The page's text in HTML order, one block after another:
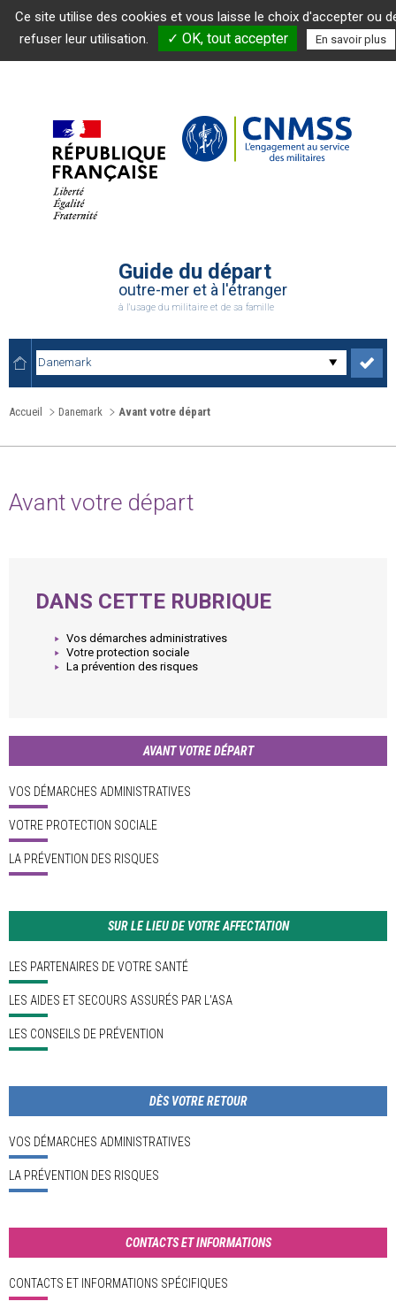
Guide du départ
outre-mer et à l'étranger
à l'usage du militaire et de sa famille
Accueil Danemark Avant votre départ
Avant votre départ
DANS CETTE RUBRIQUE
Vos démarches administratives
Votre protection sociale
La prévention des risques
AVANT VOTRE DÉPART
VOS DÉMARCHES ADMINISTRATIVES
VOTRE PROTECTION SOCIALE
LA PRÉVENTION DES RISQUES
SUR LE LIEU DE VOTRE AFFECTATION
LES PARTENAIRES DE VOTRE SANTÉ
LES AIDES ET SECOURS ASSURÉS PAR L'ASA
LES CONSEILS DE PRÉVENTION
DÈS VOTRE RETOUR
VOS DÉMARCHES ADMINISTRATIVES
LA PRÉVENTION DES RISQUES
CONTACTS ET INFORMATIONS
CONTACTS ET INFORMATIONS SPÉCIFIQUES
Ce site utilise des cookies et vous laisse le choix d'accepter ou
refuser leur utilisation.
✓ OK, tout accepter En savoir plus